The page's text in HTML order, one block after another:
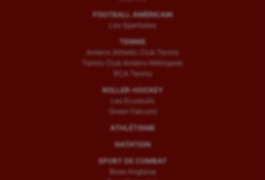
FOOTBALL AMÉRICAIN
Les Spartiates
TENNIS
Amiens Athletic Club Tennis
Tennis Club Amiens Métropole
RCA Tennis
ROLLER-HOCKEY
Les Ecureuils
Green Falcons
ATHLÉTISME
NATATION
SPORT DE COMBAT
Boxe Anglaise